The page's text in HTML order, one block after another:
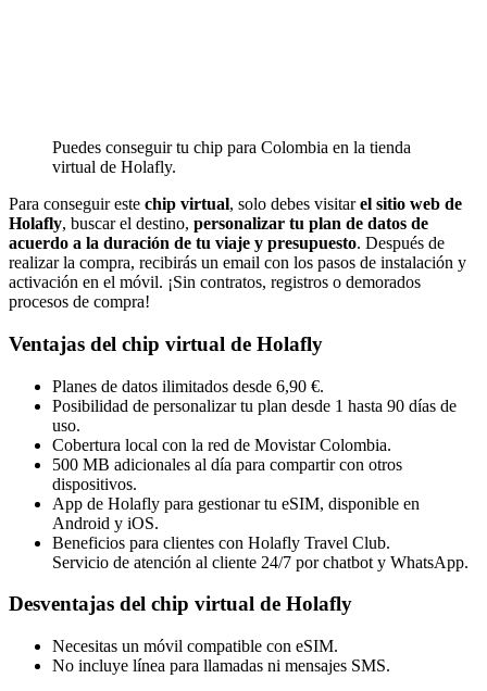
Puedes conseguir tu chip para Colombia en la tienda
virtual de Holafly.
Para conseguir este chip virtual, solo debes visitarel sitio web de
Holafly, buscar el destino, personalizar tu plan de datos de
acuerdo a la duración de tu viaje y presupuesto. Después de
realizar la compra, recibirás un email con los pasos de instalación y
activación en el móvil. ¡Sin contratos, registros o demorados
procesos de compra!
Ventajas del chip virtual de Holafly
Planes de datos ilimitados desde 6,90 €.
Posibilidad de personalizar tu plan desde 1 hasta 90 días de
uso.
Cobertura local con la red de Movistar Colombia.
500 MB adicionales al día para compartir con otros
dispositivos.
App de Holafly para gestionar tu eSIM, disponible en
Android y iOS.
Beneficios para clientes con Holafly Travel Club.
Servicio de atención al cliente 24/7 por chatbot y WhatsApp.
Desventajas del chip virtual de Holafly
Necesitas un móvil compatible con eSIM.
No incluye línea para llamadas ni mensajes SMS.